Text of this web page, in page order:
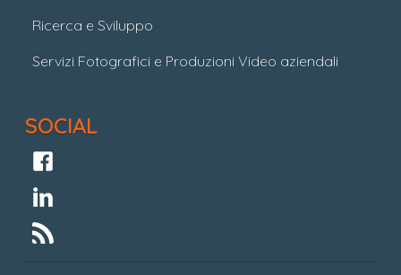
Ricerca e Sviluppo
Servizi Fotografici e Produzioni Video aziendali
SOCIAL